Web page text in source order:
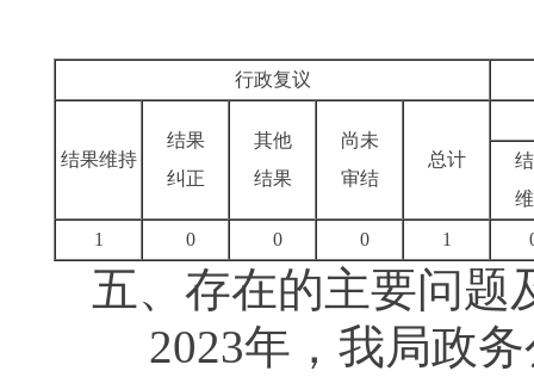
行政复议
结果维持
结果
纠正
其他
结果
尚未
审结
总计
1
0 0 0 1
五、存在的主要问题
2023年，我局政务